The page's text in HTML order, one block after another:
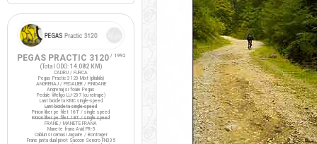
PEGAS PRACTIC 3120/ 1992
(Total ODO: 14.082 KM )
CADRU / FURCA
Pegas Practic 3120 Mixt (pliabila)
ANGRENAJ / PEDALIER / PINIOANE
Angrenaj si foaie Pegas
Pedale Wellgo LU-207 (cu ratrape)
Lant bicicleta KMC single-speed
Lant bicicleta single-speed
Pinion liber pe filet 16T / single speed
Pinion liber pe filet 18T / single speed
FRANE / MANETE FRANA
Manete frana Avid FR-5
Cabluri si camasi Jagwire / Bontrager
Frane janta dual pivot Saccon Sencro FN335